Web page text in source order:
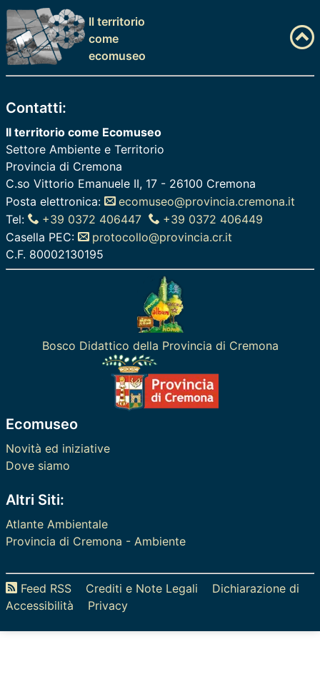
Il territorio
come
ecomuseo
Contatti:
Il territorio come Ecomuseo
Settore Ambiente e Territorio
Provincia di Cremona
C.so Vittorio Emanuele II, 17 - 26100 Cremona
Posta elettronica:
ecomuseo@provincia.cremona.it
Tel:
+39 0372 406447
+39 0372 406449
Casella PEC:
protocollo@provincia.cr.it
C.F. 80002130195
Bosco Didattico della Provincia di Cremona
Ecomuseo
Novità ed iniziative
Dove siamo
Altri Siti:
Atlante Ambientale
Provincia di Cremona - Ambiente
Feed RSS Crediti e Note Legali
Dichiarazione di
Accessibilità
Privacy